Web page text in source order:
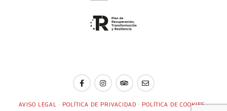
AVISO LEGAL · POLÍTICA DE PRIVACIDAD · POLÍTICA DE COOKIES·